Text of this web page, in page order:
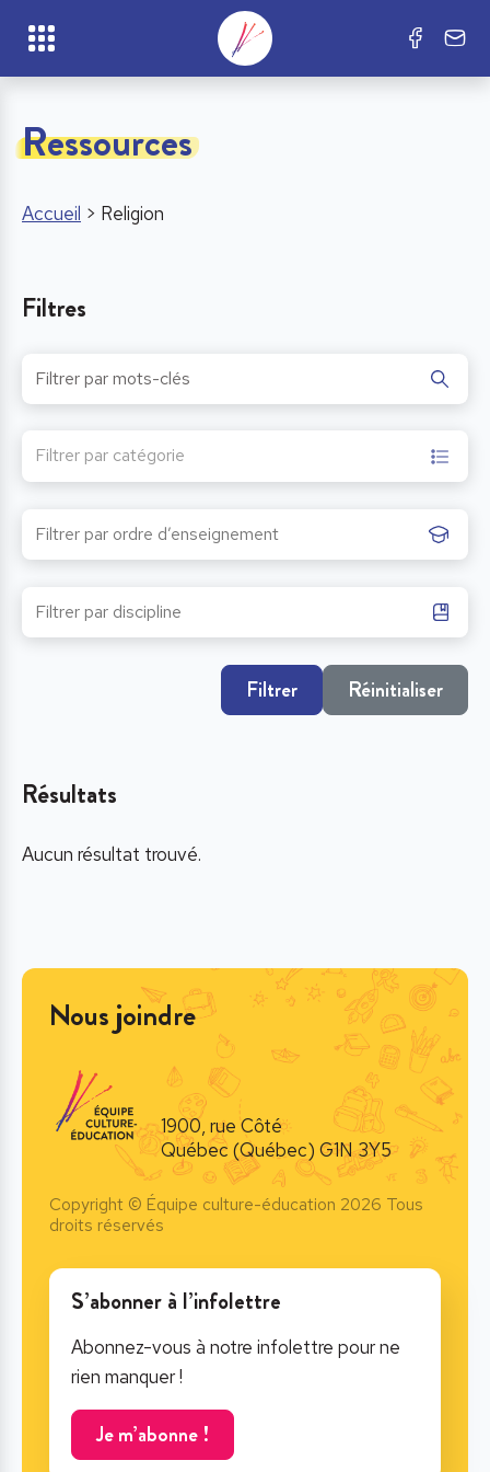
Ressources
Accueil > Religion
Filtres
Filtrer par catégorie
Filtrer Réinitialiser
Résultats
Aucun résultat trouvé.
Nous joindre
1900, rue Côté
Québec (Québec) G1N 3Y5
Copyright © Équipe culture-éducation 2026 Tous
droits réservés
S’abonner à l’infolettre
Abonnez-vous à notre infolettre pour ne
rien manquer !
Je m’abonne !